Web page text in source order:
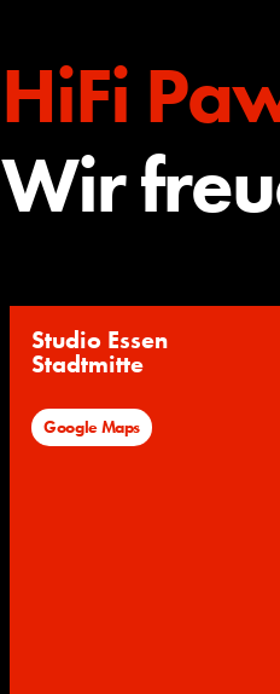
HiFi
Wir
Studio Essen
Stadtmitte
Google Maps